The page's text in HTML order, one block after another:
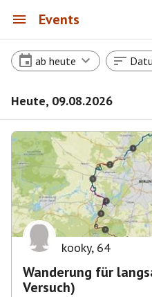
Events
ab heute
Heute, 09.08.2026
kooky, 64
Wanderung für
Versuch)